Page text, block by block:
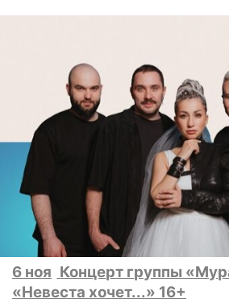
6 ноя Концерт группы
«Невеста хочет...» 16+